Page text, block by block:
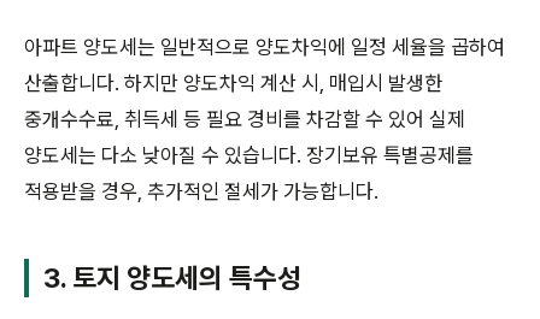
아파트 양도세는 일반적으로 양도차익에 일정 세율을 곱하여
산출합니다. 하지만 양도차익 계산 시, 매입시 발생한
중개수수료, 취득세 등 필요 경비를 차감할 수 있어 실제
양도세는 다소 낮아질 수 있습니다. 장기보유 특별공제를
적용받을 경우, 추가적인 절세가 가능합니다.
3. 토지 양도세의 특수성